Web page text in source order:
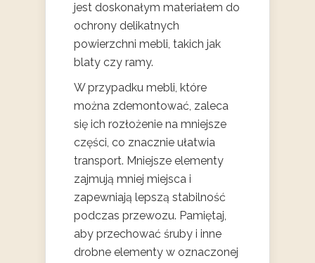
jest doskonałym materiałem do
ochrony delikatnych
powierzchni mebli, takich jak
blaty czy ramy.
W przypadku mebli, które
można zdemontować, zaleca
się ich rozłożenie na mniejsze
części, co znacznie ułatwia
transport. Mniejsze elementy
zajmują mniej miejsca i
zapewniają lepszą stabilność
podczas przewozu. Pamiętaj,
aby przechować śruby i inne
drobne elementy w oznaczonej